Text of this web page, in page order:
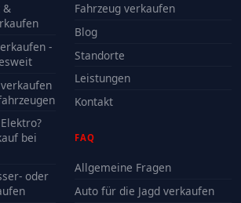
&
-
bei
oder
Fahrzeug verkaufen
Blog
Standorte
Leistungen
Kontakt
FAQ
Allgemeine Fragen
Auto für die Jagd verkaufen